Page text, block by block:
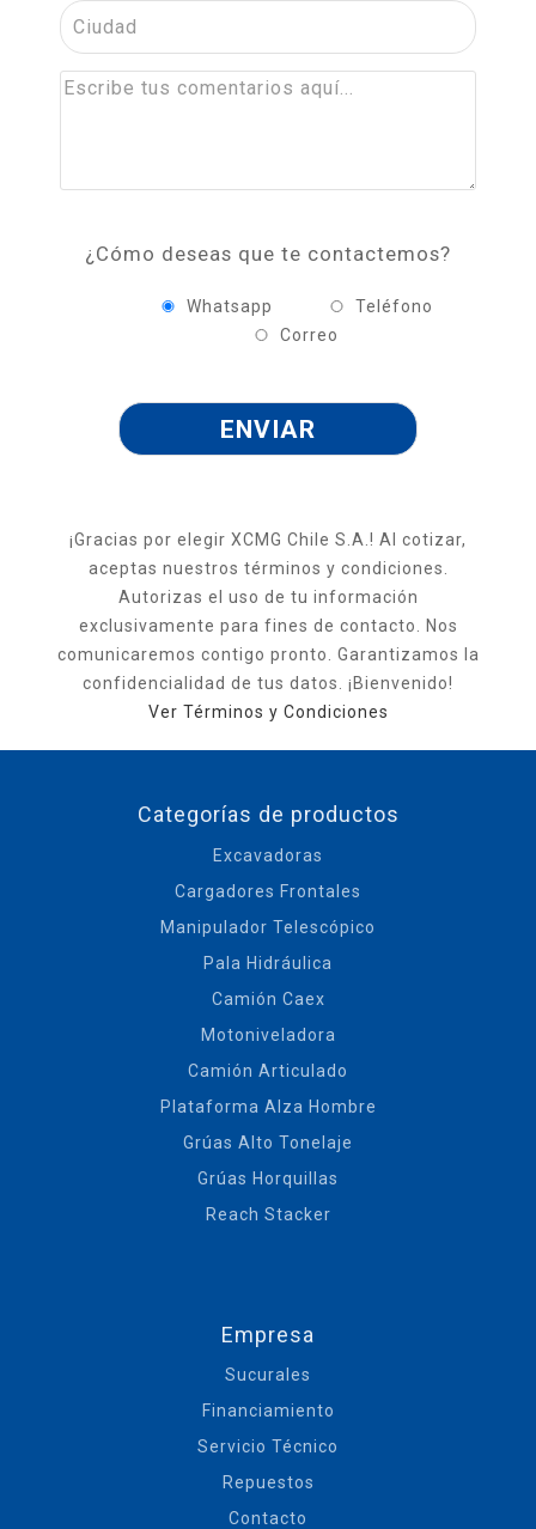
¿Cómo deseas que te contactemos?
Whatsapp
Teléfono
Correo
¡Gracias por elegir XCMG Chile S.A.! Al cotizar,
aceptas nuestros términos y condiciones.
Autorizas el uso de tu información
exclusivamente para fines de contacto. Nos
comunicaremos contigo pronto. Garantizamos la
confidencialidad de tus datos. ¡Bienvenido!
Ver Términos y Condiciones
Categorías de productos
Excavadoras
Cargadores Frontales
Manipulador Telescópico
Pala Hidráulica
Camión Caex
Motoniveladora
Camión Articulado
Plataforma Alza Hombre
Grúas Alto Tonelaje
Grúas Horquillas
Reach Stacker
Empresa
Sucurales
Financiamiento
Servicio Técnico
Repuestos
Contacto